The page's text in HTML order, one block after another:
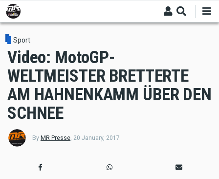
Skip
to
main
content
Sport
Video: MotoGP-
WELTMEISTER BRETTERTE
AM HAHNENKAMM ÜBER DEN
SCHNEE
By MR Presse, 20 January, 2017